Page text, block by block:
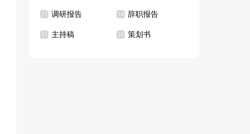
13 调研报告 14 辞职报告
15 主持稿 16 策划书